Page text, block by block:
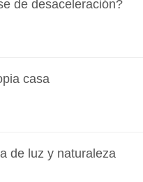
de desaceleración?
casa
de luz y naturaleza